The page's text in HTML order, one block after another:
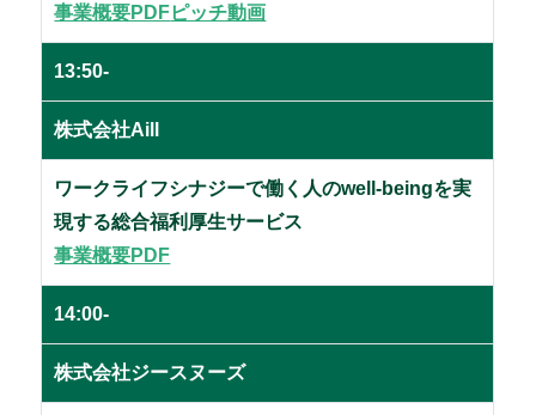
事業概要PDFピッチ動画
13:50-
株式会社Aill
ワークライフシナジーで働く人のwell-beingを実
現する総合福利厚生サービス
事業概要PDF
14:00-
株式会社ジースヌーズ